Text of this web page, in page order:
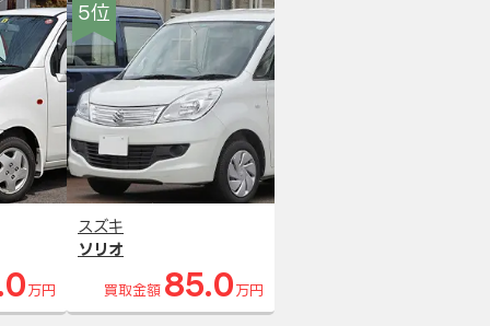
万円
5位
スズキ
ソリオ
買取金額 85.0 万円